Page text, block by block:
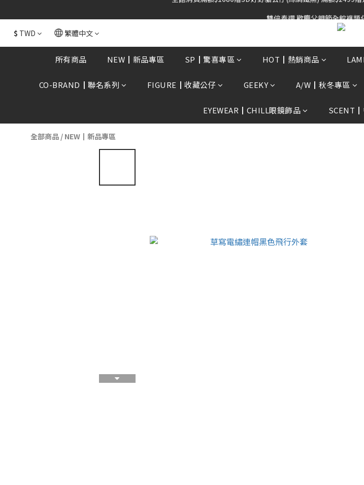
全館消費滿額$1680贈3D好野貓公仔(絲綢鐵黑) 滿額$2499
雙倍奉還 歡慶父親節全館褲
$ TWD 繁體中文
所有商品 NEW┃新品專區 SP┃驚喜專區 HOT┃熱銷商品
CO-BRAND┃聯名系列 FIGURE┃收藏公仔 GEEKY A/W┃秋冬專區
EYEWEAR┃CHILL眼鏡飾品 SCENT┃
全部商品 / NEW┃新品專區